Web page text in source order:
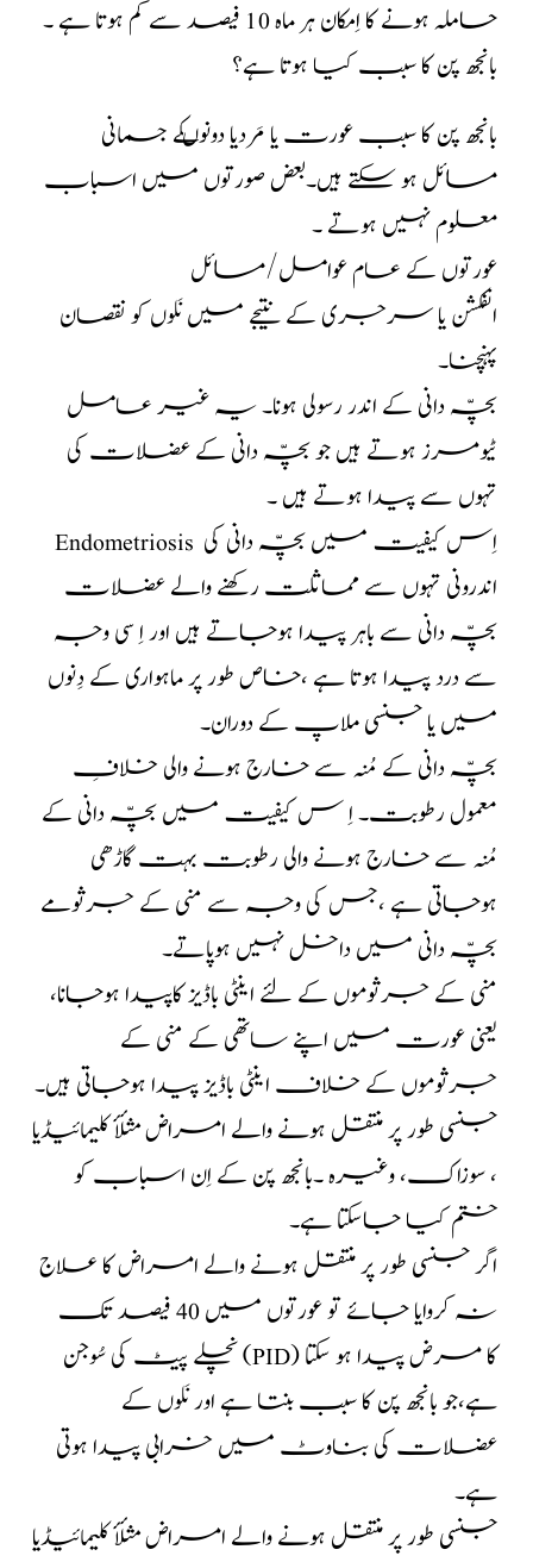
حاملہ ہونے کا اِمکان ہر ماہ 10 فیصد سے کم ہوتا ہے ۔
بانجھ پن کا سبب کیا ہوتا ہے؟
بانجھ پن کا سبب عورت یا مَردیا دونوںکے جسمانی
مسائل ہو سکتے ہیں۔بعض صورتوں میں اسباب
معلوم نہیں ہوتے ۔
عورتوں کے عام عوامل/مسائل
انفکشن یا سرجری کے نتیجے میں نَلوں کو نقصان
پہنچنا۔
بچّہ دانی کے اندر رسولی ہونا۔ یہ غیر عامل
ٹیومرز ہوتے ہیں جو بچّہ دانی کے عضلات کی
تہوں سے پیدا ہوتے ہیں ۔
Endometriosis اِس کیفیت میں بچّہ دانی کی
اندرونی تہوں سے مماثلت رکھنے والے عضلات
بچّہ دانی سے باہر پیدا ہوجاتے ہیں اور اِ سی وجہ
سے درد پیدا ہوتا ہے ،خاص طور پر ماہواری کے دِنوں
میں یا جنسی ملاپ کے دوران۔
معمول رطوبت۔ اِ س کیفیت میں بچّہ دانی کے
مُنہ سے خارج ہونے والی رطوبت بہت گاڑھی
ہوجاتی ہے ،جس کی وجہ سے منی کے جرثومے
بچّہ دانی میں داخل نہیں ہوپاتے۔
منی کے جرثوموں کے لئے اینٹی باڈیز کاپیدا ہوجانا،
یعنی عورت میں اپنے ساتھی کے منی کے
جرثوموں کے خلاف اینٹی باڈیز پیدا ہوجاتی ہیں۔
جنسی طور پر منتقل ہونے والے امراض مثلأٔ کلیمائیڈیا
، سوزاک، وغیرہ ۔بانجھ پن کے اِن اسباب کو
ختم کیا جاسکتا ہے۔
اگر جنسی طور پر منتقل ہونے والے امراض کا علاج
نہ کروایا جائے تو عورتوں میں 40 فیصد تک
نچلے پیٹ کی سُوجن (PID) کا مرض پیدا ہو سکتا
ہے،جو بانجھ پن کا سبب بنتا ہے اور نَلوں کے
عضلات کی بناوٹ میں خرابی پیدا ہوتی
ہے۔
جنسی طور پر منتقل ہونے والے امراض مثلأٔ کلیمائیڈیا